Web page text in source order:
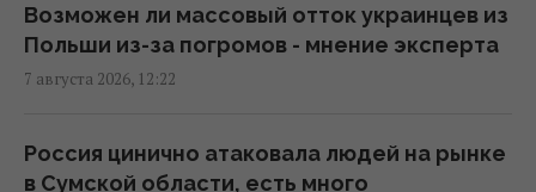
12:31 пятница, 07 августа 2026
В Коблево во время купания в море от
12:04 пятница, 07 августа 2026
Возможен ли массовый отток украинцев из
Польши из-за погромов - мнение эксперта
7 августа 2026, 12:22
Россия цинично атаковала людей на рынке
в Сумской области, есть много